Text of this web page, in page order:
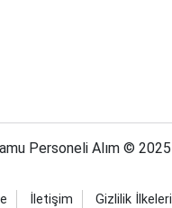
Personeli Alım © 2025
İletişim Gizlilik İlkeleri